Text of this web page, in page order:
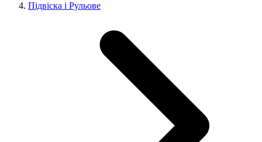
Підвіска і Рульове